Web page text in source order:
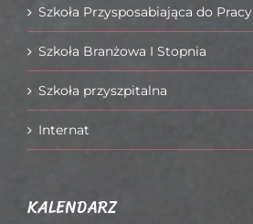
Szkoła Przysposabiająca do Pracy
Szkoła Branżowa I Stopnia
Szkoła przyszpitalna
Internat
KALENDARZ